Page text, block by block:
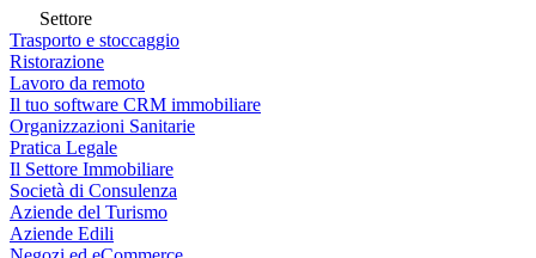
Settore
Trasporto e stoccaggio
Ristorazione
Lavoro da remoto
Il tuo software CRM immobiliare
Organizzazioni Sanitarie
Pratica Legale
Il Settore Immobiliare
Società di Consulenza
Aziende del Turismo
Aziende Edili